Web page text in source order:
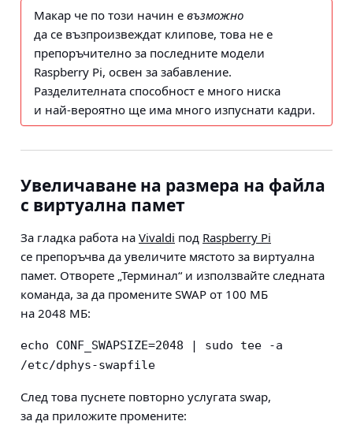
Макар че по този начин е възможно
да се възпроизвеждат клипове, това не е
препоръчително за последните модели
Raspberry Pi, освен за забавление.
Разделителната способност е много ниска
и най-вероятно ще има много изпуснати кадри.
Увеличаване на размера на файла
с виртуална памет
За гладка работа на Vivaldi под Raspberry Pi
се препоръчва да увеличите мястото за виртуална
памет. Отворете „Терминал“ и използвайте следната
команда, за да промените SWAP от 100 МБ
на 2048 МБ:
echo CONF_SWAPSIZE=2048 | sudo tee -a
/etc/dphys-swapfile
След това пуснете повторно услугата swap,
за да приложите промените: